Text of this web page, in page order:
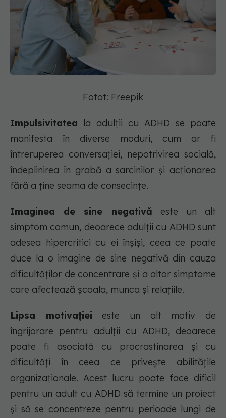
Fotot: Freepik
Impulsivitatea la adulții cu ADHD se poate
manifesta în diverse moduri, cum ar fi
întreruperea conversației, nepotrivirea socială,
îndeplinirea în grabă a sarcinilor și acționarea
fără a ține seama de consecințe.
Imaginea de sine negativă este un alt
simptom comun, deoarece adulții cu ADHD sunt
adesea hipercritici cu ei înșiși, ceea ce poate
duce la o imagine de sine negativă din cauza
dificultăților de concentrare și a altor simptome
care afectează școala, munca și relațiile.
Lipsa motivației este un alt motiv de
îngrijorare pentru adulții cu ADHD, deoarece
poate fi asociată cu procrastinarea și cu
dificultăți în ceea ce privește abilitățile
organizaționale. Acest lucru poate face dificil
pentru un adult cu ADHD să termine un proiect
și să se concentreze pentru perioade lungi de